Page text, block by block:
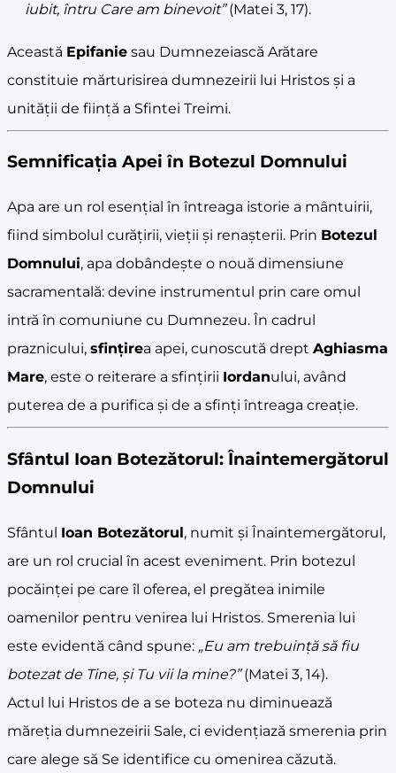
iubit, întru Care am binevoit”(Matei 3, 17).
Această Epifanie sau Dumnezeiască Arătare
constituie mărturisirea dumnezeirii lui Hristos și a
unității de ființă a Sfintei Treimi.
Semnificația Apei în Botezul Domnului
Apa are un rol esențial în întreaga istorie a mântuirii,
fiind simbolul curățirii, vieții și renașterii. Prin Botezul
Domnului, apa dobândește o nouă dimensiune
sacramentală: devine instrumentul prin care omul
intră în comuniune cu Dumnezeu. În cadrul
praznicului, sfințirea apei, cunoscută drept Aghiasma
Mare, este o reiterare a sfințirii Iordanului, având
puterea de a purifica și de a sfinți întreaga creație.
Sfântul Ioan Botezătorul: Înaintemergătorul
Domnului
Sfântul Ioan Botezătorul, numit și Înaintemergătorul,
are un rol crucial în acest eveniment. Prin botezul
pocăinței pe care îl oferea, el pregătea inimile
oamenilor pentru venirea lui Hristos. Smerenia lui
este evidentă când spune: „Eu am trebuință să fiu
botezat de Tine, și Tu vii la mine?”(Matei 3, 14).
Actul lui Hristos de a se boteza nu diminuează
măreția dumnezeirii Sale, ci evidențiază smerenia prin
care alege să Se identifice cu omenirea căzută.